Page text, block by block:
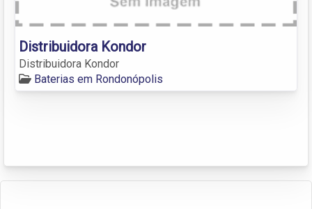
Distribuidora Kondor
Distribuidora Kondor
Baterias em Rondonópolis